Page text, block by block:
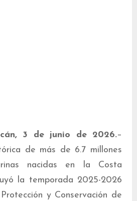
3 de junio de 2026.–
de más de 6.7 millones
nacidas en la Costa
la temporada 2025-2026
y Conservación de